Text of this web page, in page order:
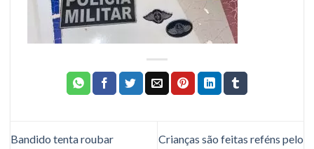
Bandido tenta roubar
Crianças são feitas reféns pelo